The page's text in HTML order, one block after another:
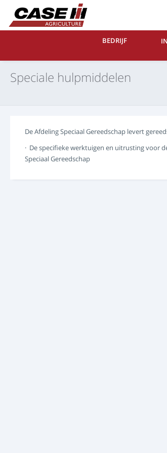
BEDRIJF
Speciale hulpmiddelen
De Afdeling Speciaal Gereedschap levert
· De specifieke werktuigen en uitrusting voor
Speciaal Gereedschap